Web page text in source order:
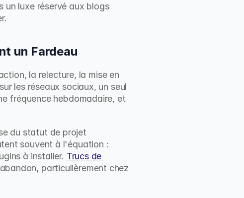
un luxe réservé aux blogs
un Fardeau
la relecture, la mise en
les réseaux sociaux, un seul
fréquence hebdomadaire, et
du statut de projet
souvent à l'équation :
à installer. Trucs de
particulièrement chez